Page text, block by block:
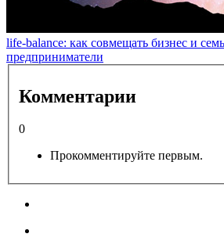
life-balance: как совмещать бизнес и
предприниматели
Комментарии
0
Прокомментируйте первым.